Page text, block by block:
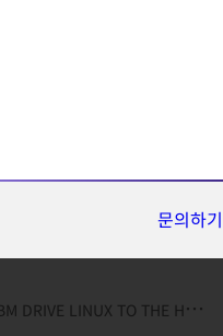
문의하기
TO THE HEART OF THE ENTERPRISE...